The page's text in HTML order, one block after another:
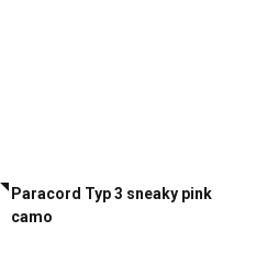
Paracord Typ 3 sneaky pink
camo